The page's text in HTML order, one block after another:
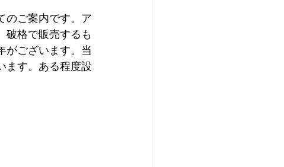
のご案内です。ア
破格で販売するも
がございます。当
ます。ある程度設